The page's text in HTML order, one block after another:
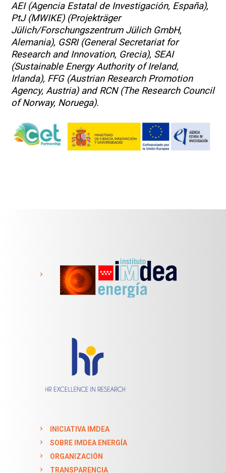
AEI (Agencia Estatal de Investigación, España),
PtJ (MWIKE) (Projekträger
Jülich/Forschungszentrum Jülich GmbH,
Alemania), GSRI (General Secretariat for
Research and Innovation, Grecia), SEAI
(Sustainable Energy Authority of Ireland,
Irlanda), FFG (Austrian Research Promotion
Agency, Austria) and RCN (The Research Council
of Norway, Noruega).
INICIATIVA IMDEA
SOBRE IMDEA ENERGÍA
ORGANIZACIÓN
TRANSPARENCIA